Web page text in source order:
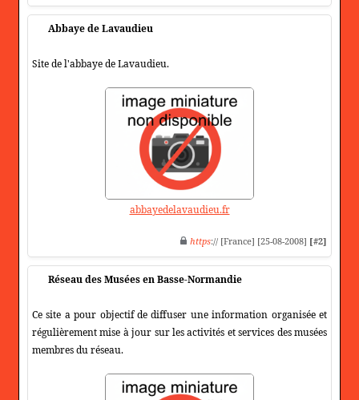
Abbaye de Lavaudieu
Site de l'abbaye de Lavaudieu.
abbayedelavaudieu.fr
https:// [France] [25-08-2008] [#2]
Réseau des Musées en Basse-Normandie
Ce site a pour objectif de diffuser une information organisée et
régulièrement mise à jour sur les activités et services des musées
membres du réseau.